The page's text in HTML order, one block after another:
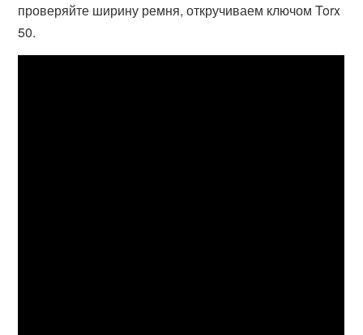
проверяйте ширину ремня, откручиваем ключом Torx
50.